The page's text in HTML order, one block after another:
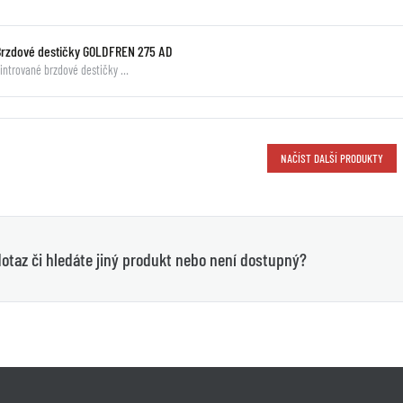
destičky GOLDFREN 275 AD
brzdové destičky …
NAČÍST DALŠÍ PRODUKTY
či hledáte jiný produkt nebo není dostupný?